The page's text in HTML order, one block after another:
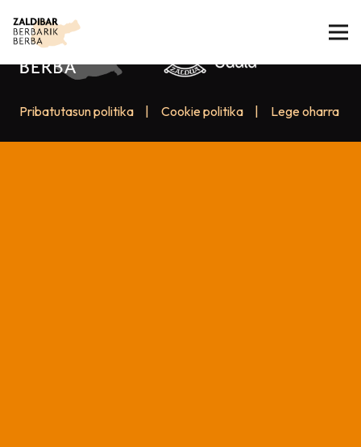
Pribatutasun politika Cookie politika Lege oharra